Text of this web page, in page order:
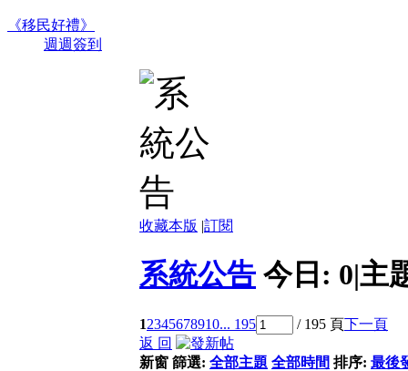
《移民好禮》
週週簽到
收藏本版 |訂閱
系統公告 今日: 0|主
12345678910... 195 / 195 頁下一頁
返 回
新窗 篩選: 全部主題 全部時間 排序: 最後